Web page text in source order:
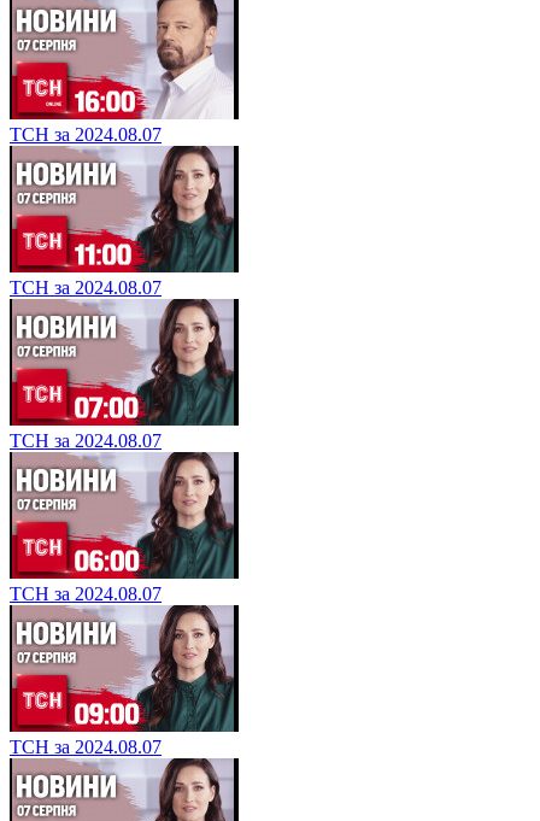
ТСН за 2024.08.07
ТСН за 2024.08.07
ТСН за 2024.08.07
ТСН за 2024.08.07
ТСН за 2024.08.07